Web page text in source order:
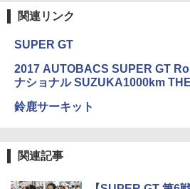
関連リンク
SUPER GT
2017 AUTOBACS SUPER GT
ナショナル SUZUKA1000km
鈴鹿サーキット
関連記事